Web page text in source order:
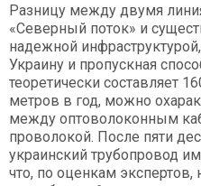
Разницу между двумя
«Северный поток» и
надежной
Украину и пропускная
теоретически составляет
метров в год, можно
между оптоволоконным
проволокой. После пяти
украинский трубопровод
что, по оценкам экспертов,